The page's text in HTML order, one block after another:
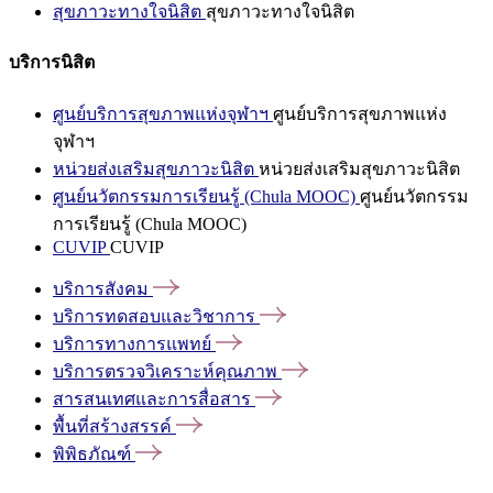
สุขภาวะทางใจนิสิต สุขภาวะทางใจนิสิต
บริการนิสิต
ศูนย์บริการสุขภาพแห่งจุฬาฯ ศูนย์บริการสุขภาพแห่ง
จุฬาฯ
หน่วยส่งเสริมสุขภาวะนิสิต หน่วยส่งเสริมสุขภาวะนิสิต
ศูนย์นวัตกรรมการเรียนรู้ (Chula MOOC) ศูนย์นวัตกรรม
การเรียนรู้ (Chula MOOC)
CUVIPCUVIP
บริการสังคม
บริการทดสอบและวิชาการ
บริการทางการแพทย์
บริการตรวจวิเคราะห์คุณภาพ
สารสนเทศและการสื่อสาร
พื้นที่สร้างสรรค์
พิพิธภัณฑ์